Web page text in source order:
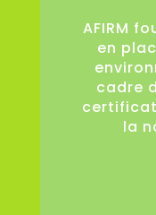
AFIRM
en
cadre
la